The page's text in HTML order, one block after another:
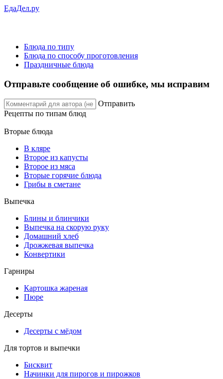
ЕдаДел.ру
Блюда по типу
Блюда по способу проготовления
Праздничные блюда
Отправьте сообщение об ошибке, мы исправим
Отправить
Рецепты по типам блюд
Вторые блюда
В кляре
Второе из капусты
Второе из мяса
Вторые горячие блюда
Грибы в сметане
Выпечка
Блины и блинчики
Выпечка на скорую руку
Домашний хлеб
Дрожжевая выпечка
Конвертики
Гарниры
Картошка жареная
Пюре
Десерты
Десерты с мёдом
Для тортов и выпечки
Бисквит
Начинки для пирогов и пирожков